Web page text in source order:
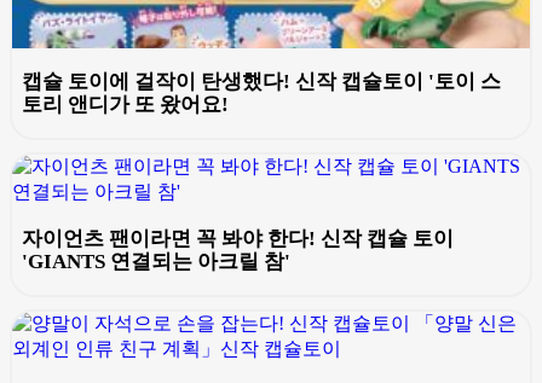
캡슐 토이에 걸작이 탄생했다! 신작 캡슐토이 '토이 스
토리 앤디가 또 왔어요!
자이언츠 팬이라면 꼭 봐야 한다! 신작 캡슐 토이
'GIANTS 연결되는 아크릴 참'